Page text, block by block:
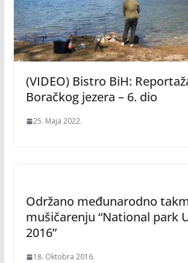
(VIDEO) Bistro BiH:
Boračkog jezera – 6. dio
25. Maja 2022.
Održano međunarodno
mušičarenju “National park
2016”
18. Oktobra 2016.